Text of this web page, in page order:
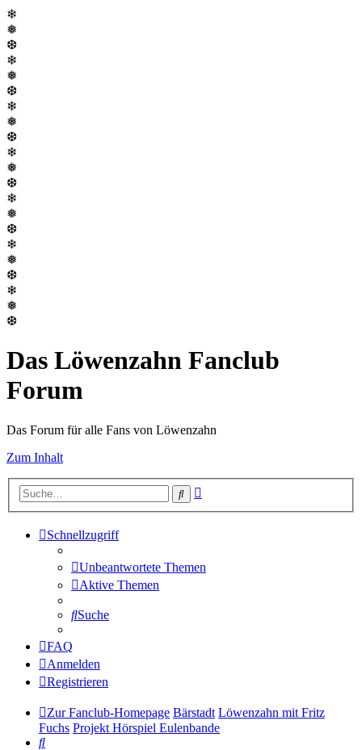
❄
❅
❆
❄
❅
❆
❄
❅
❆
❄
❅
❆
❄
❅
❆
❄
❅
❆
❄
❅
❆
Das Löwenzahn Fanclub
Forum
Das Forum für alle Fans von Löwenzahn
Zum Inhalt
Suche
Schnellzugriff
Unbeantwortete Themen
Aktive Themen
Suche
FAQ
Anmelden
Registrieren
Zur Fanclub-Homepage Bärstadt Löwenzahn mit Fritz
Fuchs Projekt Hörspiel Eulenbande
Suche